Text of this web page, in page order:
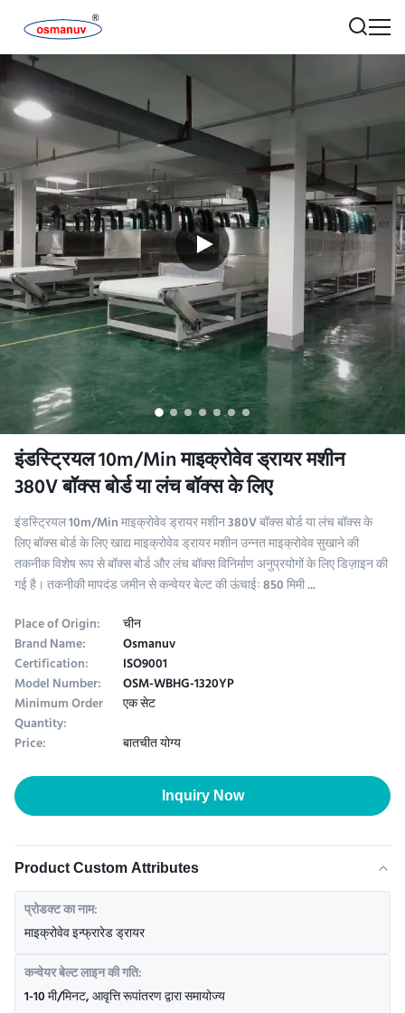
इंडस्ट्रियल 10m/Min माइक्रोवेव ड्रायर मशीन
380V बॉक्स बोर्ड या लंच बॉक्स के लिए
इंडस्ट्रियल 10m/Min माइक्रोवेव ड्रायर मशीन 380V बॉक्स बोर्ड या लंच बॉक्स के
लिए बॉक्स बोर्ड के लिए खाद्य माइक्रोवेव ड्रायर मशीन उन्नत माइक्रोवेव सुखाने की
तकनीक विशेष रूप से बॉक्स बोर्ड और लंच बॉक्स विनिर्माण अनुप्रयोगों के लिए डिज़ाइन की
गई है। तकनीकी मापदंड जमीन से कन्वेयर बेल्ट की ऊंचाईः 850 मिमी ...
Place of Origin:
चीन
Brand Name: Osmanuv
Certification: ISO9001
Model Number: OSM-WBHG-1320YP
Minimum Order
Quantity:
एक सेट
Price:
बातचीत योग्य
Inquiry Now
Product Custom Attributes
प्रोडक्ट का नाम:
माइक्रोवेव इन्फ्रारेड ड्रायर
कन्वेयर बेल्ट लाइन की गति:
1-10 मी/मिनट, आवृत्ति रूपांतरण द्वारा समायोज्य